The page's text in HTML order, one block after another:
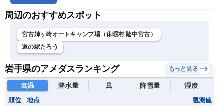
周辺のおすすめスポット
宮古姉ヶ崎オートキャンプ場（休暇村 陸中宮古）
道の駅たろう
岩手県のアメダスランキング もっと見る
気温 降水量 風 降雪量 湿度
順位 地点 観測値